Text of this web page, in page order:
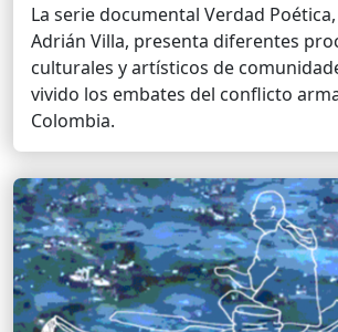
La serie documental Verdad
Adrián Villa, presenta diferentes
culturales y artísticos de
vivido los embates del conflicto
Colombia.